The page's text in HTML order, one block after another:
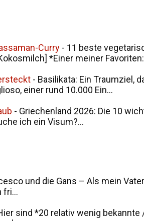
Curry - 11 beste
*Einer meiner
- Basilikata: Ein Traumziel,
einer rund 10.000 Ein...
- Griechenland 2026: Die 10
ich ein Visum?...
und die Gans – Als mein
fri...
sind *20 relativ wenig